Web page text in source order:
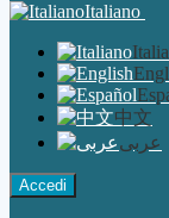
Italiano
中文
عربى
Accedi